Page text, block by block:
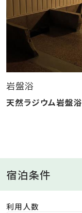
岩盤浴
天然ラジウム岩盤浴
宿泊条件
利用人数